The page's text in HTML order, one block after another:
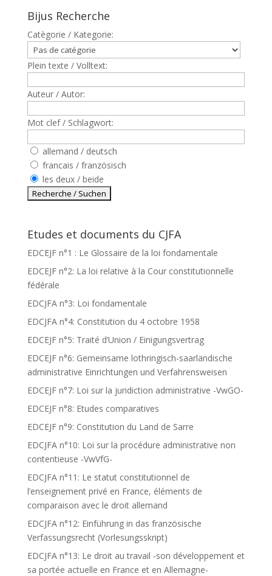
Bijus Recherche
Catègorie / Kategorie:
Plein texte / Volltext:
Auteur / Autor:
Mot clef / Schlagwort:
allemand / deutsch
francais / französisch
les deux / beide
Etudes et documents du CJFA
EDCEJF n°1 : Le Glossaire de la loi fondamentale
EDCEJF n°2: La loi relative à la Cour constitutionnelle
fédérale
EDCJFA n°3: Loi fondamentale
EDCJFA n°4: Constitution du 4 octobre 1958
EDCEJF n°5: Traité d’Union / Einigungsvertrag
EDCEJF n°6: Gemeinsame lothringisch-saarländische
administrative Einrichtungen und Verfahrensweisen
EDCEJF n°7: Loi sur la juridiction administrative -VwGO-
EDCEJF n°8: Etudes comparatives
EDCEJF n°9: Constitution du Land de Sarre
EDCJFA n°10: Loi sur la procédure administrative non
contentieuse -VwVfG-
EDCJFA n°11: Le statut constitutionnel de
l’enseignement privé en France, éléments de
comparaison avec le droit allemand
EDCJFA n°12: Einführung in das französische
Verfassungsrecht (Vorlesungsskript)
EDCJFA n°13: Le droit au travail -son développement et
sa portée actuelle en France et en Allemagne-